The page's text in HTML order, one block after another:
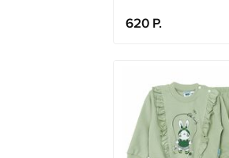
620